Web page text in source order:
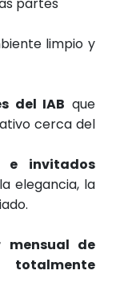
limpio y
del IAB que
cerca del
e invitados
elegancia, la
mensual de